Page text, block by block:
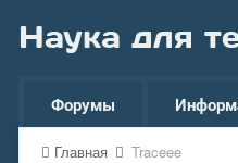
Наука для
Форумы
Главная Traceee